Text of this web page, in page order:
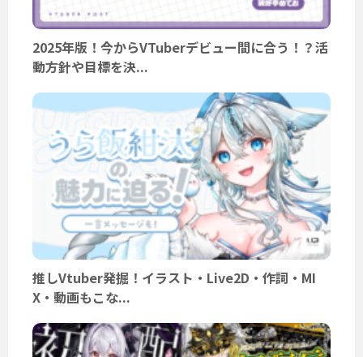
2025年版！今からVTuberデビュー間に合う！？活
動方針や目標を決...
推しVtuber発掘！イラスト・Live2D・作詞・MI
X・動画もこな...